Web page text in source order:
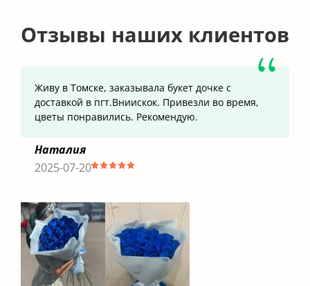
Отзывы наших клиентов
Живу в Томске, заказывала букет дочке с
доставкой в пгт.Вниискок. Привезли во время,
цветы понравились. Рекомендую.
Наталия
2025-07-20